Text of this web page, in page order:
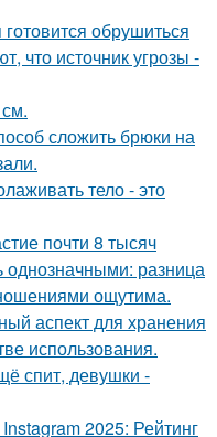
обрушиться
что источник угрозы -
сложить брюки на
тело - это
почти 8 тысяч
однозначными: разница
ощутима.
аспект для хранения
использования.
спит, девушки -
2025: Рейтинг